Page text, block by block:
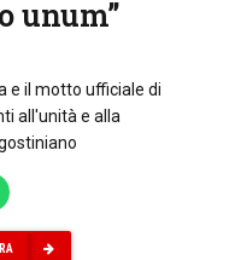
unum”
e il motto ufficiale di
all'unità e alla